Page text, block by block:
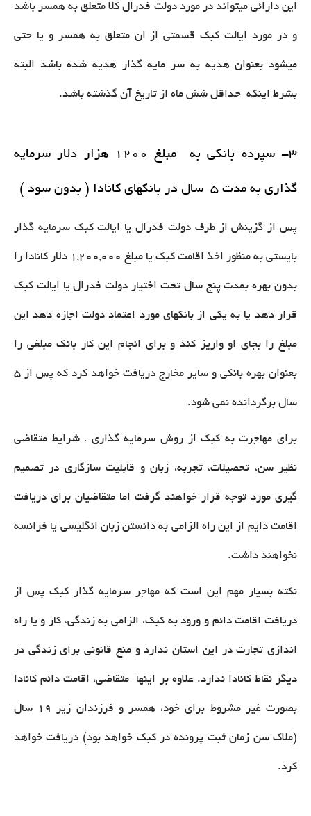
این دارائی میتواند در مورد دولت فدرال کلا متعلق به همسر باشد
و در مورد ایالت کبک قسمتی از ان متعلق به همسر و یا حتی
میشود بعنوان هدیه به سر مایه گذار هدیه شده باشد البته
بشرط اینکه حداقل شش ماه از تاریخ آن گذشته باشد.
3- سپرده بانکی به مبلغ 1200 هزار دلار سرمایه
گذاری به مدت 5 سال در بانکهای کانادا ( بدون سود )
پس از گزینش از طرف دولت فدرال یا ایالت کبک سرمایه گذار
بایستی به منظور اخذ اقامت کبک یا مبلغ 1,200,000 دلار کانادا را
بدون بهره بمدت پنج سال تحت اختیار دولت فدرال یا ایالت کبک
قرار دهد یا به یکی از بانکهای مورد اعتماد دولت اجازه دهد این
مبلغ را بجای او واریز کند و برای انجام این کار بانک مبلغی را
بعنوان بهره بانکی و سایر مخارج دریافت خواهد کرد که پس از 5
سال برگردانده نمی شود.
برای مهاجرت به کبک از روش سرمایه گذاری ، شرایط متقاضی
نظیر سن، تحصیلات، تجربه، زبان و قابلیت سازگاری در تصمیم
گیری مورد توجه قرار خواهند گرفت اما متقاضیان برای دریافت
اقامت دایم از این راه الزامی به دانستن زبان انگلیسی یا فرانسه
نخواهند داشت.
نکته بسیار مهم این است که مهاجر سرمایه گذار کبک پس از
دریافت اقامت دائم و ورود به کبک، الزامی به زندگی، کار و یا راه
اندازی تجارت در این استان ندارد و منع قانونی برای زندگی در
دیگر نقاط کانادا ندارد. علاوه بر اینها متقاضی، اقامت دائم کانادا
بصورت غیر مشروط برای خود، همسر و فرزندان زیر ۱۹ سال
(ملاک سن زمان ثبت پرونده در کبک خواهد بود) دریافت خواهد
کرد.